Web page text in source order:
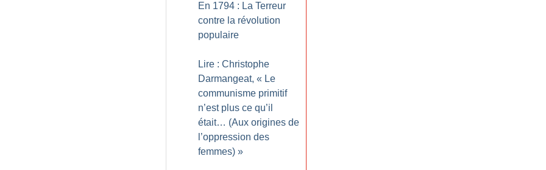
En 1794 : La Terreur
contre la révolution
populaire
Lire : Christophe
Darmangeat, « Le
communisme primitif
n’est plus ce qu’il
était… (Aux origines de
l’oppression des
femmes) »